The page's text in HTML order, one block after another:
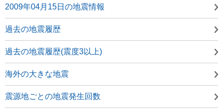
2009年04月15日の地震情報
過去の地震履歴
過去の地震履歴(震度3以上)
海外の大きな地震
震源地ごとの地震発生回数